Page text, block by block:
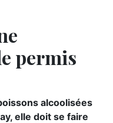
permis
alcoolisées
elle doit se faire